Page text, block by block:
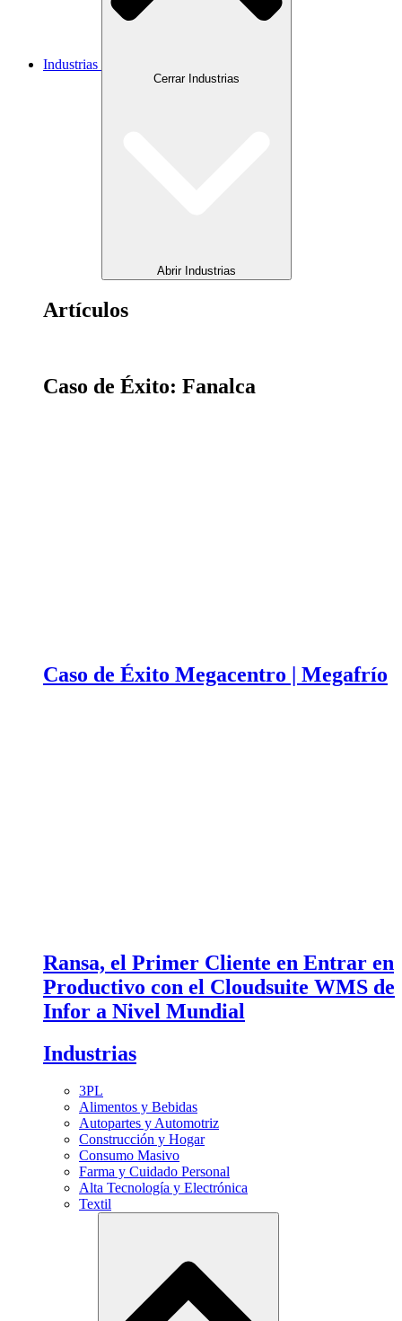
Industrias
Cerrar Industrias
Abrir Industrias
Artículos
Caso de Éxito: Fanalca
Caso de Éxito Megacentro | Megafrío
Ransa, el Primer Cliente en Entrar en
Productivo con el Cloudsuite WMS de
Infor a Nivel Mundial
Industrias
3PL
Alimentos y Bebidas
Autopartes y Automotriz
Construcción y Hogar
Consumo Masivo
Farma y Cuidado Personal
Alta Tecnología y Electrónica
Textil